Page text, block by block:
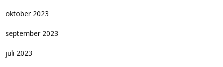
oktober 2023
september 2023
juli 2023